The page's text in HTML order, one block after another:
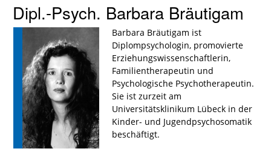
Dipl.-Psych. Barbara Bräutigam
Barbara Bräutigam ist
Diplompsychologin, promovierte
Erziehungswissenschaftlerin,
Familientherapeutin und
Psychologische Psychotherapeutin.
Sie ist zurzeit am
Universitätsklinikum Lübeck in der
Kinder- und Jugendpsychosomatik
beschäftigt.